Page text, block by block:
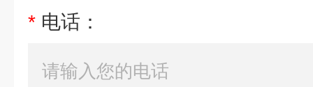
* 电话：